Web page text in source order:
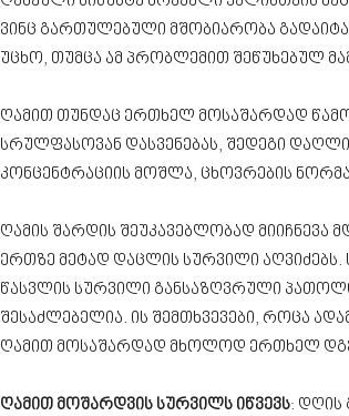
ვინც გართულებული მშობიარობა
უცხო, თუმცა ამ პრობლემით შეწუხებულ
ღამით თუნდაც ერთხელ მოსაშარდად
სრულფასოვან დასვენებას, შედეგი
კონცენტრაციის მოშლა, ცხოვრების
ღამის შარდის შეუკავებლობად მიიჩნევა
ერთზე მეტად დაცლის სურვილი
წასვლის სურვილი განსაზღვრული
შესაძლებელია. ის შემთხვევები, როცა
ღამით მოსაშარდად მხოლოდ ერთხელ
ღამით მოშარდვის სურვილს იწვევს: დღის